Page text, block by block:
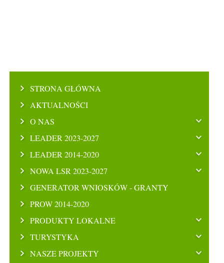
STRONA GŁÓWNA
AKTUALNOŚCI
O NAS
LEADER 2023-2027
LEADER 2014-2020
NOWA LSR 2023-2027
GENERATOR WNIOSKÓW - GRANTY
PROW 2014-2020
PRODUKTY LOKALNE
TURYSTYKA
NASZE PROJEKTY